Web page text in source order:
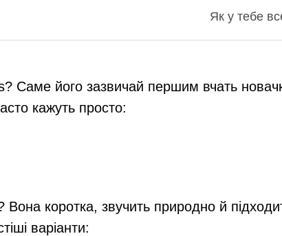
Як у тебе
Саме його зазвичай першим вчать
кажуть просто:
коротка, звучить природно й
варіанти: